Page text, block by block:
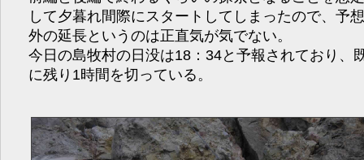
して夕暮れ間際にスタートしてしまったので、予
外の延長というのは正直気が気でない。
今日の島牧村の日没は18：34と予報されており、
に残り1時間を切っている。